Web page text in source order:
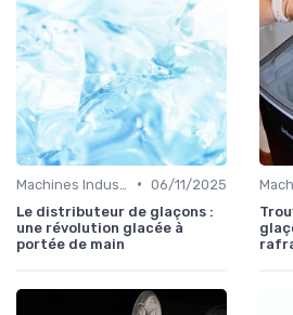
• 06/11/2025
Le distributeur de glaçons :
une révolution glacée à
portée de main